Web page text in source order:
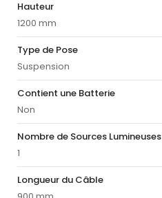
Hauteur
1200 mm
Type de Pose
Suspension
Contient une Batterie
Non
Nombre de Sources Lumineuses
1
Longueur du Câble